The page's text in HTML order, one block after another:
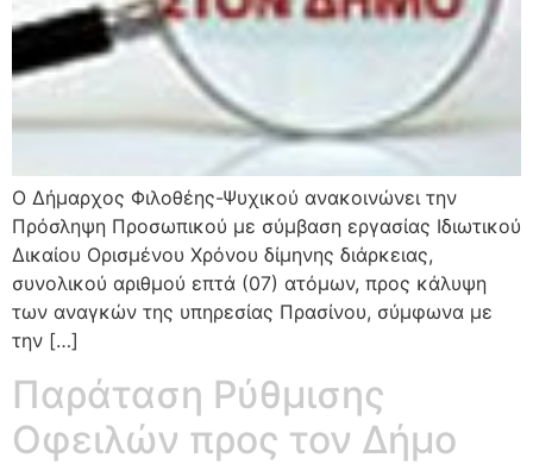
Ο Δήμαρχος Φιλοθέης-Ψυχικού ανακοινώνει την
Πρόσληψη Προσωπικού με σύμβαση εργασίας Ιδιωτικού
Δικαίου Ορισμένου Χρόνου δίμηνης διάρκειας,
συνολικού αριθμού επτά (07) ατόμων, προς κάλυψη
των αναγκών της υπηρεσίας Πρασίνου, σύμφωνα με
την […]
Παράταση Ρύθμισης
Οφειλών προς τον Δήμο